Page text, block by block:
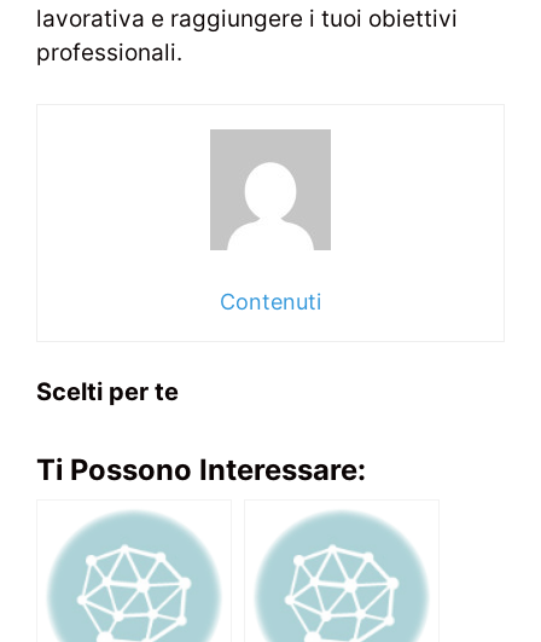
lavorativa e raggiungere i tuoi obiettivi
professionali.
Contenuti
Scelti per te
Ti Possono Interessare: